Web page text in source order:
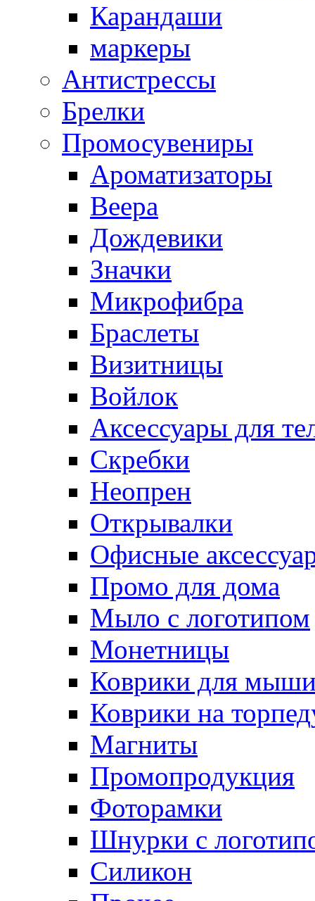
Карандаши
маркеры
Антистрессы
Брелки
Промосувениры
Ароматизаторы
Веера
Дождевики
Значки
Микрофибра
Браслеты
Визитницы
Войлок
Аксессуары для
Cкребки
Неопрен
Открывалки
Офисные
Промо для дома
Мыло с логотипом
Монетницы
Коврики для
Коврики на
Магниты
Промопродукция
Фоторамки
Шнурки с
Силикон